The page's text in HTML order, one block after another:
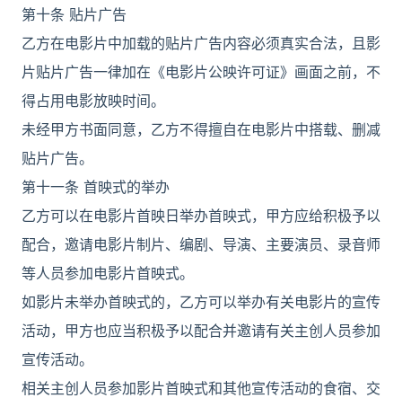
第十条 贴片广告
乙方在电影片中加载的贴片广告内容必须真实合法，且影
片贴片广告一律加在《电影片公映许可证》画面之前，不
得占用电影放映时间。
未经甲方书面同意，乙方不得擅自在电影片中搭载、删减
贴片广告。
第十一条 首映式的举办
乙方可以在电影片首映日举办首映式，甲方应给积极予以
配合，邀请电影片制片、编剧、导演、主要演员、录音师
等人员参加电影片首映式。
如影片未举办首映式的，乙方可以举办有关电影片的宣传
活动，甲方也应当积极予以配合并邀请有关主创人员参加
宣传活动。
相关主创人员参加影片首映式和其他宣传活动的食宿、交